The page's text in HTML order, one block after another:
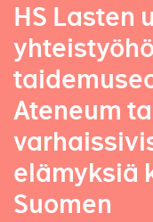
HS Lasten
Ateneum
elämyksiä
Suomen